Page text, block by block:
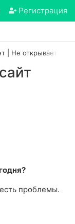
Регистрация
| Не открывается
проблемы.